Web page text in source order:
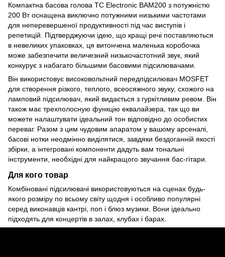
Компактна басова голова TC Electronic BAM200 з потужністю
200 Вт оснащена виключно потужними низькими частотами
для неперевершеної продуктивності під час виступів і
репетицій. Підтверджуючи ідею, що кращі речі поставляються
в невеликих упаковках, ця витончена маленька коробочка
може забезпечити величезний низькочастотний звук, який
конкурує з набагато більшими басовими підсилювачами.
Він використовує високовольтний передпідсилювач MOSFET
для створення різкого, теплого, всеосяжного звуку, схожого на
ламповий підсилювач, який видається з гуркітливим ревом. Він
також має трехполосную функцію еквалайзера, так що ви
можете налаштувати ідеальний тон відповідно до особистих
переваг. Разом з цим чудовим апаратом у вашому арсеналі,
басові нотки неодмінно виділятися, завдяки бездоганній якості
збірки, а інтегровані компоненти дадуть вам тональні
інструменти, необхідні для найкращого звучання бас-гітари.
Для кого товар
Комбіновані підсилювачі використовуються на сценах будь-
якого розміру по всьому світу щодня і особливо популярні
серед виконавців кантрі, поп і блюз музики. Вони ідеально
підходять для концертів в залах, клубах і барах.